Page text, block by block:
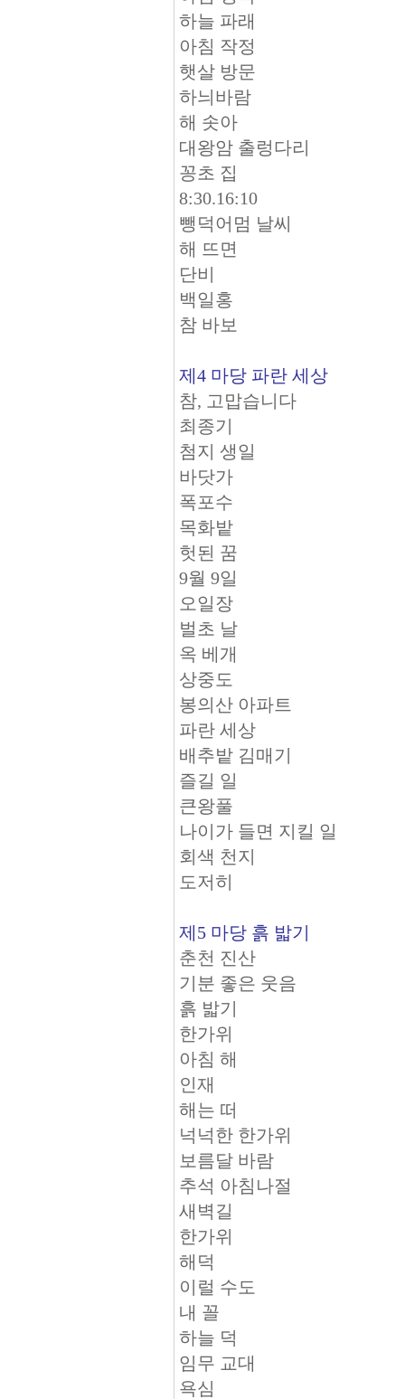
하늘 파래
아침 작정
햇살 방문
하늬바람
해 솟아
대왕암 출렁다리
꽁초 집
8:30.16:10
뺑덕어멈 날씨
해 뜨면
단비
백일홍
참 바보
제4 마당 파란 세상
참, 고맙습니다
최종기
첨지 생일
바닷가
폭포수
목화밭
헛된 꿈
9월 9일
오일장
벌초 날
옥 베개
상중도
봉의산 아파트
파란 세상
배추밭 김매기
즐길 일
큰왕풀
나이가 들면 지킬 일
회색 천지
도저히
제5 마당 흙 밟기
춘천 진산
기분 좋은 웃음
흙 밟기
한가위
아침 해
인재
해는 떠
넉넉한 한가위
보름달 바람
추석 아침나절
새벽길
한가위
해덕
이럴 수도
내 꼴
하늘 덕
임무 교대
욕심